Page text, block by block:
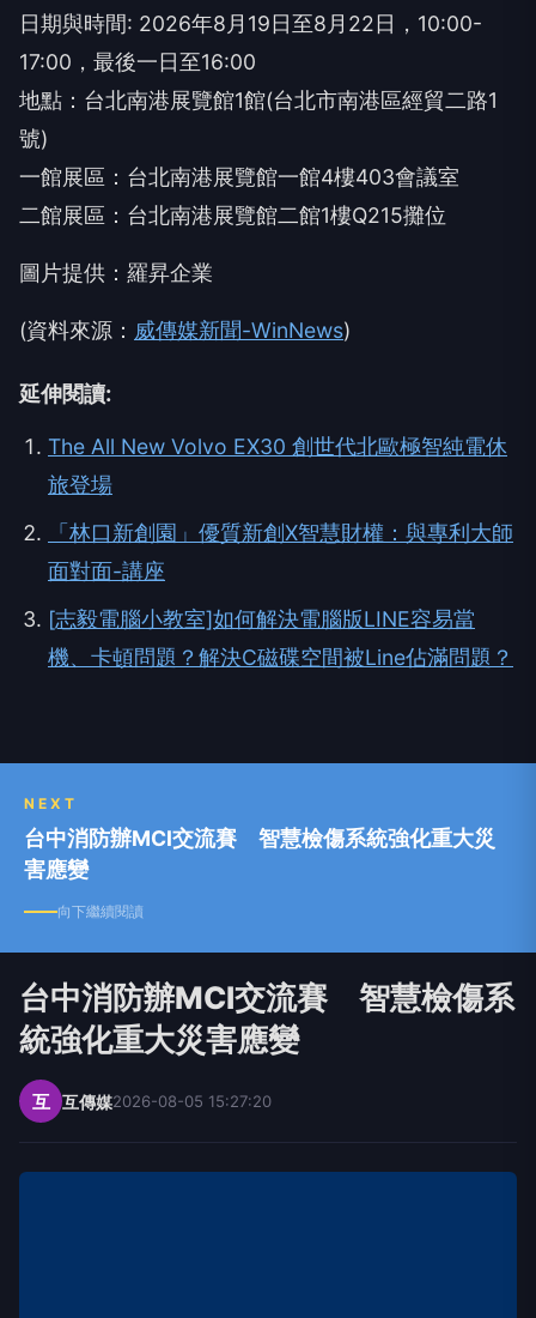
日期與時間: 2026年8月19日至8月22日，10:00-
17:00，最後一日至16:00
地點：台北南港展覽館1館(台北市南港區經貿二路1
號)
一館展區：台北南港展覽館一館4樓403會議室
二館展區：台北南港展覽館二館1樓Q215攤位
圖片提供：羅昇企業
(資料來源： 威傳媒新聞-WinNews)
延伸閱讀:
The All New Volvo EX30 創世代北歐極智純電休
旅登場
「林口新創園」優質新創X智慧財權：與專利大師
面對面-講座
[志毅電腦小教室]如何解決電腦版LINE容易當
機、卡頓問題？解決C磁碟空間被Line佔滿問題？
NEXT
台中消防辦MCI交流賽 智慧檢傷系統強化重大災
害應變
向下繼續閱讀
台中消防辦MCI交流賽 智慧檢傷系
統強化重大災害應變
互 互傳媒2026-08-05 15:27:20